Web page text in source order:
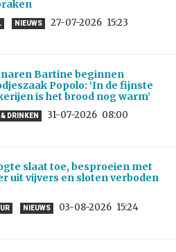
NIEUWS 27-07-2026 15:23
Bartine beginnen
Popolo: ‘In de fijnste
is het brood nog warm’
& DRINKEN 31-07-2026 08:00
slaat toe, besproeien met
uit vijvers en sloten verboden
NIEUWS 03-08-2026 15:24